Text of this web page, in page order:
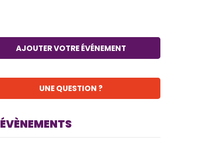
AJOUTER VOTRE ÉVÉNEMENT
UNE QUESTION ?
ÉVÈNEMENTS